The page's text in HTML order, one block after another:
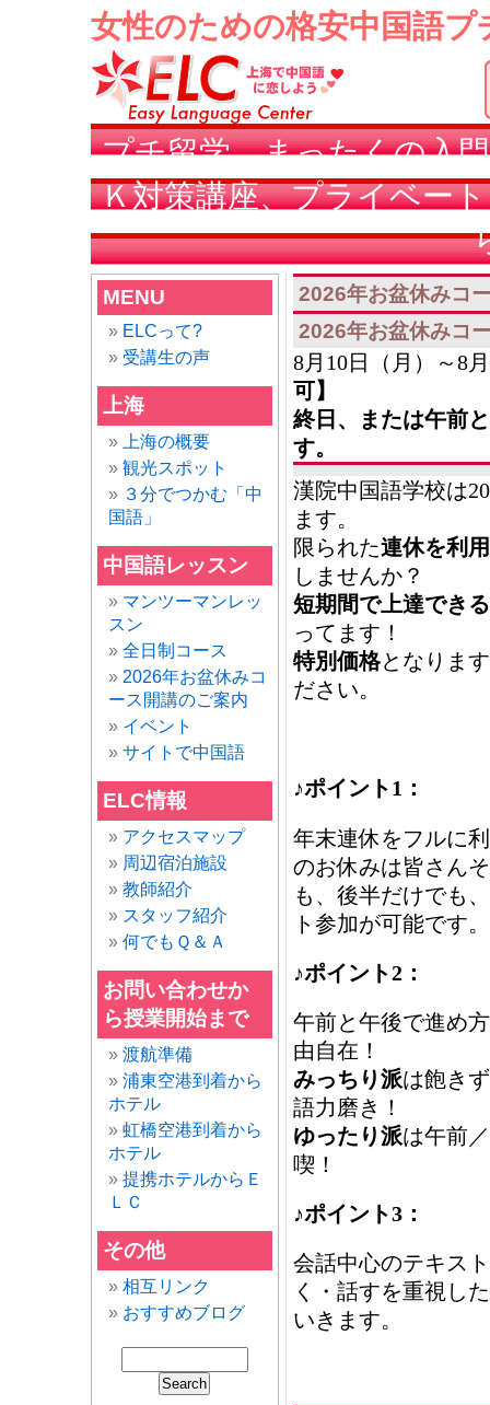
女性のための格安中国語
プチ留学、まったくの入
Ｋ対策講座、プライベー
MENU
ELCって?
受講生の声
上海
上海の概要
観光スポット
３分でつかむ「中
国語」
中国語レッスン
マンツーマンレッ
スン
全日制コース
2026年お盆休みコ
ース開講のご案内
イベント
サイトで中国語
ELC情報
アクセスマップ
周辺宿泊施設
教師紹介
スタッフ紹介
何でもＱ＆Ａ
お問い合わせか
ら授業開始まで
渡航準備
浦東空港到着から
ホテル
虹橋空港到着から
ホテル
提携ホテルからＥ
ＬＣ
その他
相互リンク
おすすめブログ
2026年お盆休みコ
2026年お盆休みコ
8月10日（月）～8
可】
終日、または午前
す。
漢院中国語学校は
ます。
限られた連休を利
しませんか？
短期間で上達できる
ってます！
特別価格となりま
ださい。
♪ポイント1：
年末連休をフルに
のお休みは皆さん
も、後半だけでも
ト参加が可能です。
♪ポイント2：
午前と午後で進め
由自在！
みっちり派は飽き
語力磨き！
ゆったり派は午前
喫！
♪ポイント3：
会話中心のテキス
く・話すを重視し
いきます。